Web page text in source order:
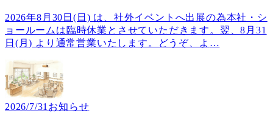
2026年8月30日(日) は、社外イベントへ出展の為本社・シ
ョールームは臨時休業とさせていただきます。翌、8月31
日(月) より通常営業いたします。どうぞ、よ …
2026/7/31 お知らせ